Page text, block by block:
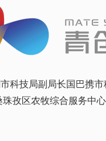
科技局副局长国巴携
珠孜区农牧综合服务中